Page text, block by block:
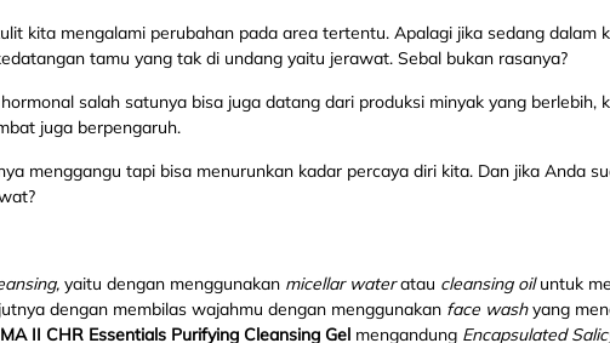
kita mengalami perubahan pada area tertentu. Apalagi jika sedang dalam
tamu yang tak di undang yaitu jerawat. Sebal bukan rasanya?
salah satunya bisa juga datang dari produksi minyak yang berlebih,
juga berpengaruh.
menggangu tapi bisa menurunkan kadar percaya diri kita. Dan jika Anda
yaitu dengan menggunakan micellar wateratau cleansing oiluntuk
dengan membilas wajahmu dengan menggunakan face washyang
II CHR Essentials Purifying Cleansing Gel mengandung Encapsulated